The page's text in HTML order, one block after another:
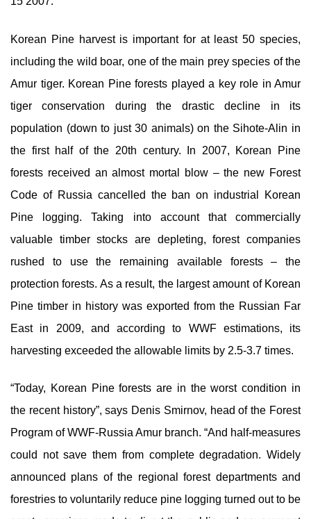
Korean Pine harvest is important for at least 50 species,
including the wild boar, one of the main prey species of the
Amur tiger. Korean Pine forests played a key role in Amur
tiger conservation during the drastic decline in its
population (down to just 30 animals) on the Sihote-Alin in
the first half of the 20th century. In 2007, Korean Pine
forests received an almost mortal blow – the new Forest
Code of Russia cancelled the ban on industrial Korean
Pine logging. Taking into account that commercially
valuable timber stocks are depleting, forest companies
rushed to use the remaining available forests – the
protection forests. As a result, the largest amount of Korean
Pine timber in history was exported from the Russian Far
East in 2009, and according to WWF estimations, its
harvesting exceeded the allowable limits by 2.5-3.7 times.
“Today, Korean Pine forests are in the worst condition in
the recent history”, says Denis Smirnov, head of the Forest
Program of WWF-Russia Amur branch. “And half-measures
could not save them from complete degradation. Widely
announced plans of the regional forest departments and
forestries to voluntarily reduce pine logging turned out to be